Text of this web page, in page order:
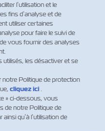
and fresh
story. From fresh
goods are
products
challenging to
l’utilisation et le
fins d’analyse et de
utiliser certaines
pour faire le suivi de
vous fournir des analyses
les désactiver et se
Politique de protection
cliquez ici.
» ci-dessous, vous
de notre Politique de
qu’à l’utilisation de